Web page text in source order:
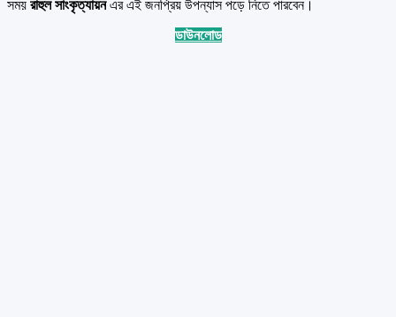
সময় রাহুল সাংকৃত্যায়নএর এই জনপ্রিয় উপন্যাস পড়ে নিতে পারবেন।
ডাউনলোড